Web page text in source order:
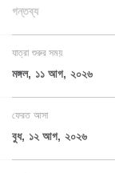
গন্তব্য
যাত্রা শুরুর সময়
মঙ্গল, ১১ আগ, ২০২৬
ফেরত আসা
বুধ, ১২ আগ, ২০২৬